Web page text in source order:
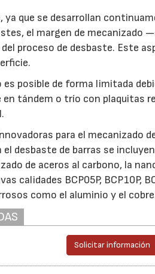
que se desarrollan
el margen de mecanizado
proceso de desbaste. Este
posible de forma limitada
tándem o trío con plaquitas
para el mecanizado
desbaste de barras se
de aceros al carbono, la
calidades BCP05P, BCP10P,
como el aluminio y el
Solicitar información